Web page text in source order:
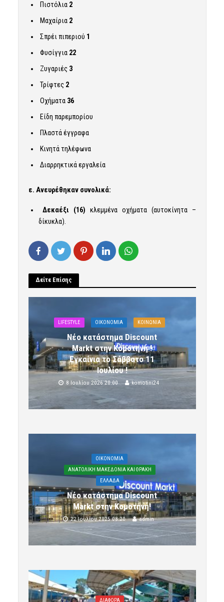
Πιστόλια2
Μαχαίρια2
Σπρέι πιπεριού 1
Φυσίγγια22
Ζυγαριές3
Τρίφτες2
Οχήματα 36
Είδη παρεμπορίου
Πλαστά έγγραφα
Κινητά τηλέφωνα
Διαρρηκτικά εργαλεία
ε. Ανευρέθηκαν συνολικά:
Δεκαέξι (16)κλεμμένα οχήματα (αυτοκίνητα –
δίκυκλα).
Δείτε Επίσης
LIFESTYLE OIKONOMIA ΚΟΙΝΩΝΙΑ
Νέο κατάστημα Discount
Markt στην Κομοτηνή !
Εγκαίνια το Σάββατο 11
Ιουλίου !
8 Ιουλίου 2026 20:00 komotini24
OIKONOMIA
ΑΝΑΤΟΛΙΚΗ ΜΑΚΕΔΟΝΙΑ ΚΑΙ ΘΡΑΚΗ
ΕΛΛΑΔΑ
Νέο κατάστημα Discount
Markt στην Κομοτηνή!
22 Ιουλίου 2025 08:20 admin
ΔΙΑΦΟΡΑ